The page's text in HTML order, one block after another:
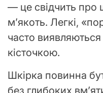
— це свідчить про
м’якоть. Легкі,
часто
кісточкою.
Шкірка повинна
без глибоких